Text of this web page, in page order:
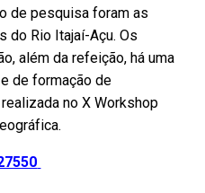
de pesquisa foram as
do Rio Itajaí-Açu. Os
além da refeição, há uma
de formação de
no X Workshop